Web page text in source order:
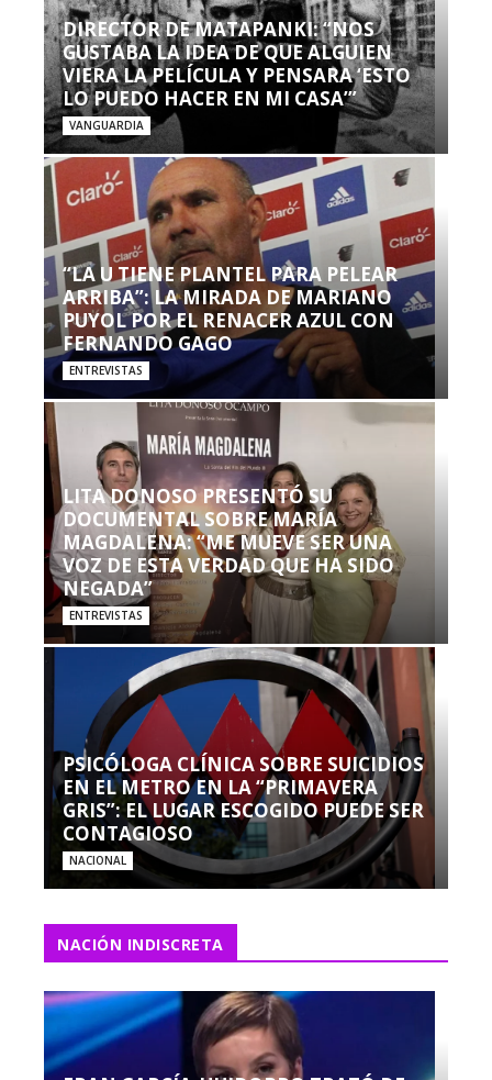
DIRECTOR DE MATAPANKI: “NOS
GUSTABA LA IDEA DE QUE ALGUIEN
VIERA LA PELÍCULA Y PENSARA ‘ESTO
LO PUEDO HACER EN MI CASA’”
VANGUARDIA
“LA U TIENE PLANTEL PARA PELEAR
ARRIBA”: LA MIRADA DE MARIANO
PUYOL POR EL RENACER AZUL CON
FERNANDO GAGO
ENTREVISTAS
LITA DONOSO PRESENTÓ SU
DOCUMENTAL SOBRE MARÍA
MAGDALENA: “ME MUEVE SER UNA
VOZ DE ESTA VERDAD QUE HA SIDO
NEGADA”
ENTREVISTAS
PSICÓLOGA CLÍNICA SOBRE SUICIDIOS
EN EL METRO EN LA “PRIMAVERA
GRIS”: EL LUGAR ESCOGIDO PUEDE SER
CONTAGIOSO
NACIONAL
NACIÓN INDISCRETA